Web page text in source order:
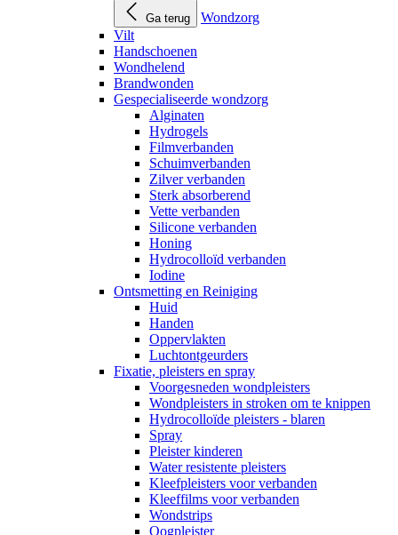
Ga terug
Wondzorg
Vilt
Handschoenen
Wondhelend
Brandwonden
Gespecialiseerde wondzorg
Alginaten
Hydrogels
Filmverbanden
Schuimverbanden
Zilver verbanden
Sterk absorberend
Vette verbanden
Silicone verbanden
Honing
Hydrocolloïd verbanden
Iodine
Ontsmetting en Reiniging
Huid
Handen
Oppervlakten
Luchtontgeurders
Fixatie, pleisters en spray
Voorgesneden wondpleisters
Wondpleisters in stroken om te knippen
Hydrocolloïde pleisters - blaren
Spray
Pleister kinderen
Water resistente pleisters
Kleefpleisters voor verbanden
Kleeffilms voor verbanden
Wondstrips
Oogpleister